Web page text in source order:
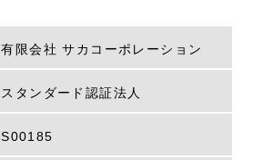
有限会社 サカコーポレーション
スタンダード認証法人
S00185